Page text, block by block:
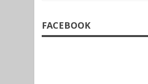
FACEBOOK